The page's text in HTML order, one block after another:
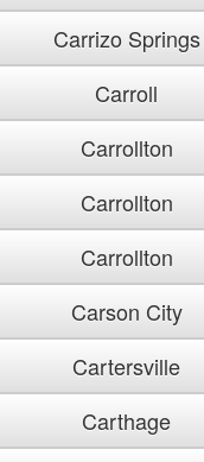
Carrizo Springs
Carroll
Carrollton
Carrollton
Carrollton
Carson City
Cartersville
Carthage